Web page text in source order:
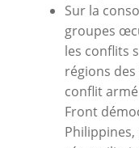
Sur la
groupes
les conflits
régions
conflit
Front